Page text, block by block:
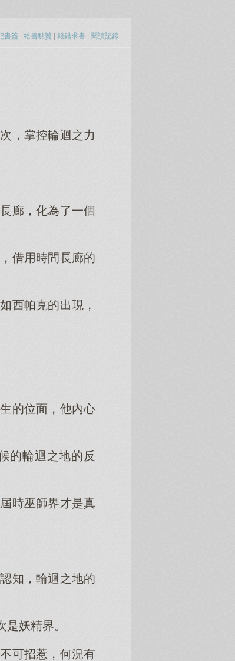
書簽 | 給書點贊 | 報錯求書 | 閱讀記錄
，掌控輪迴之力
廊，化為了一個
借用時間長廊的
西帕克的出現，
的位面，他內心
的輪迴之地的反
時巫師界才是真
知，輪迴之地的
妖精界。
可招惹，何況有